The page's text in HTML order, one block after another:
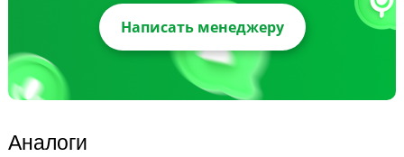
Написать менеджеру
Аналоги